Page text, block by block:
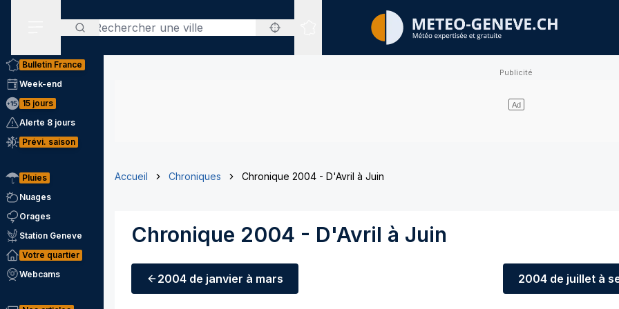
Rechercher
Sites expertisés
Bulletin France
Week-end
15 jours
Alerte 8 jours
Prévi. saison
Pluies
Nuages
Orages
Station Geneve
Votre quartier
Webcams
Accueil Chroniques Chronique 2004 - D'Avril à Juin
Chronique 2004 - D'Avril à Juin
2004 de janvier à mars 2004 de juillet à